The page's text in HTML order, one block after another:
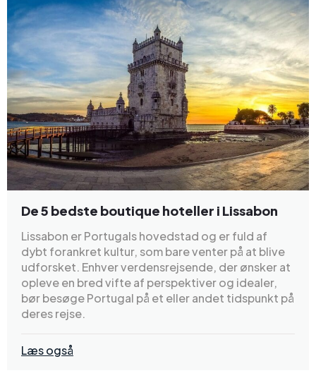
De 5 bedste boutique hoteller i Lissabon
Lissabon er Portugals hovedstad og er fuld af
dybt forankret kultur, som bare venter på at blive
udforsket. Enhver verdensrejsende, der ønsker at
opleve en bred vifte af perspektiver og idealer,
bør besøge Portugal på et eller andet tidspunkt på
deres rejse.
Læs også